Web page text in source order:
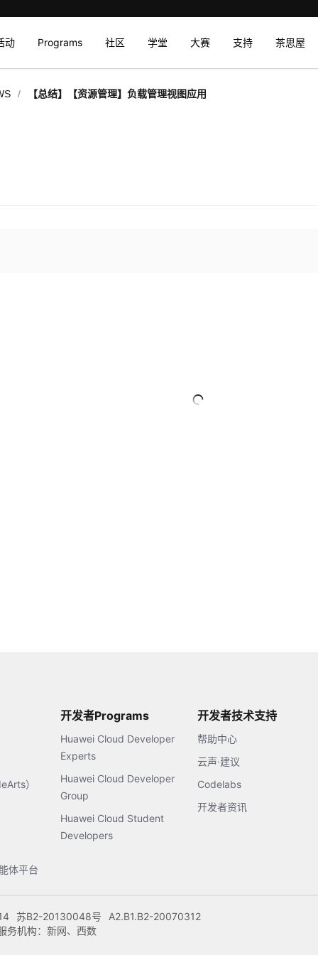
动 Programs 社区 学堂 大赛 支持 茶思屋
/ 【总结】【资源管理】负载管理视图应用
）
体平台
开发者Programs
Huawei Cloud Developer
Experts
Huawei Cloud Developer
Group
Huawei Cloud Student
Developers
开发者技术支持
帮助中心
云声·建议
Codelabs
开发者资讯
苏B2-20130048号
A2.B1.B2-20070312
务机构：新网、西数